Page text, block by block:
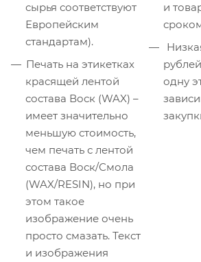
сырья соответствуют
Европейским
стандартам).
Печать на этикетках
красящей лентой
состава Воск (WAX) –
имеет значительно
меньшую стоимость,
чем печать с лентой
состава Воск/Смола
(WAX/RESIN), но при
этом такое
изображение очень
просто смазать. Текст
и изображения
и
одну